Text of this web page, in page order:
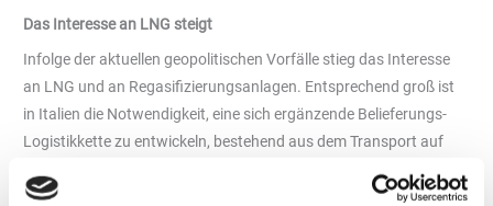
Das Interesse an LNG steigt
Infolge der aktuellen geopolitischen Vorfälle stieg das Interesse
an LNG und an Regasifizierungsanlagen. Entsprechend groß ist
in Italien die Notwendigkeit, eine sich ergänzende Belieferungs-
Logistikkette zu entwickeln, bestehend aus dem Transport auf
Flüssigerdgas. LNG-Terminals kleinerer Größe führen komplexe